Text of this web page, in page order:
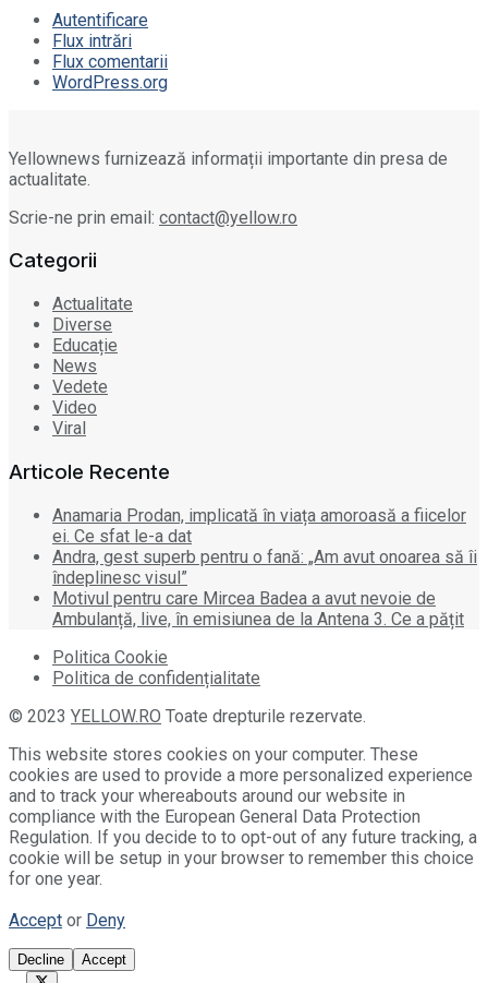
Autentificare
Flux intrări
Flux comentarii
WordPress.org
Yellownews furnizează informații importante din presa de
actualitate.
Scrie-ne prin email: contact@yellow.ro
Categorii
Actualitate
Diverse
Educație
News
Vedete
Video
Viral
Articole Recente
Anamaria Prodan, implicată în viața amoroasă a fiicelor
ei. Ce sfat le-a dat
Andra, gest superb pentru o fană: „Am avut onoarea să îi
îndeplinesc visul”
Motivul pentru care Mircea Badea a avut nevoie de
Ambulanță, live, în emisiunea de la Antena 3. Ce a pățit
Politica Cookie
Politica de confidențialitate
© 2023 YELLOW.RO Toate drepturile rezervate.
This website stores cookies on your computer. These
cookies are used to provide a more personalized experience
and to track your whereabouts around our website in
compliance with the European General Data Protection
Regulation. If you decide to to opt-out of any future tracking, a
cookie will be setup in your browser to remember this choice
for one year.
Accept or Deny
Decline Accept